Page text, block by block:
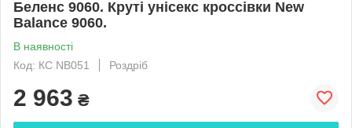
Беленс 9060. Круті унісекс кроссівки New
Balance 9060.
В наявності
Код: КС NB051
Роздріб
2 963 ₴